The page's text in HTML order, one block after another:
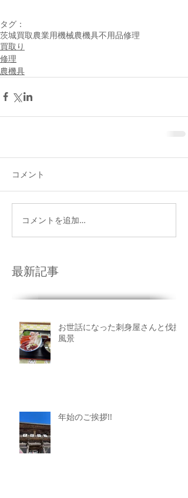
最新記事
タグ：
茨城買取農業用機械農機具不用品修理
買取り
修理
農機具
コメント
コメントを追加…
お世話になった刺身屋さんと伐採
風景
年始のご挨拶!!